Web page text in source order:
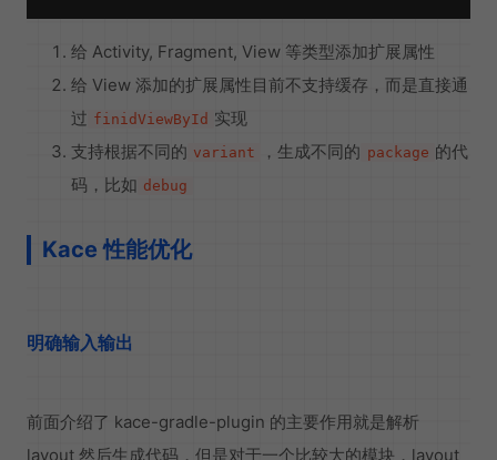
给 Activity, Fragment, View 等类型添加扩展属性
给 View 添加的扩展属性目前不支持缓存，而是直接通
过 finidViewById 实现
支持根据不同的 variant ，生成不同的 package 的代
码，比如 debug
Kace 性能优化
明确输入输出
前面介绍了 kace-gradle-plugin 的主要作用就是解析
layout 然后生成代码，但是对于一个比较大的模块，layout